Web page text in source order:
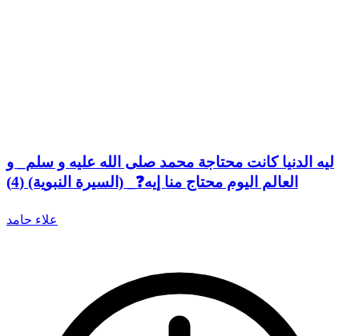
ليه الدنيا كانت محتاجة محمد صلى الله عليه و سلم_ و
العالم اليوم محتاج منا إيه❓_ (السيرة النبوية) (4)
علاء حامد